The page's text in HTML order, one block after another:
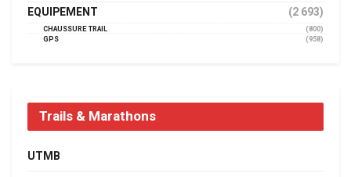
EQUIPEMENT (2 693)
CHAUSSURE TRAIL
(800)
GPS
(958)
Trails & Marathons
UTMB